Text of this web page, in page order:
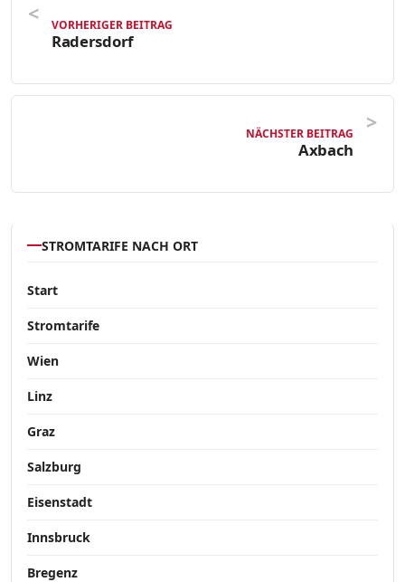
VORHERIGER BEITRAG
Radersdorf
NÄCHSTER BEITRAG
Axbach
STROMTARIFE NACH ORT
Start
Stromtarife
Wien
Linz
Graz
Salzburg
Eisenstadt
Innsbruck
Bregenz